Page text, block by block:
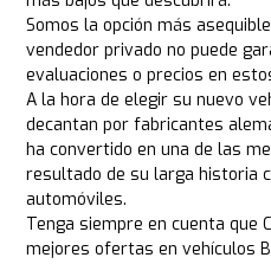
Somos la opción más
vendedor privado no puede
evaluaciones o precios en
A la hora de elegir su nuevo
decantan por fabricantes
ha convertido en una de las
resultado de su larga historia
automóviles.
Tenga siempre en cuenta que
mejores ofertas en vehículos